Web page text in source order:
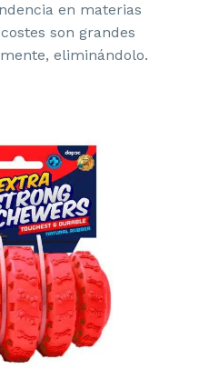
en materias
son grandes
eliminándolo.